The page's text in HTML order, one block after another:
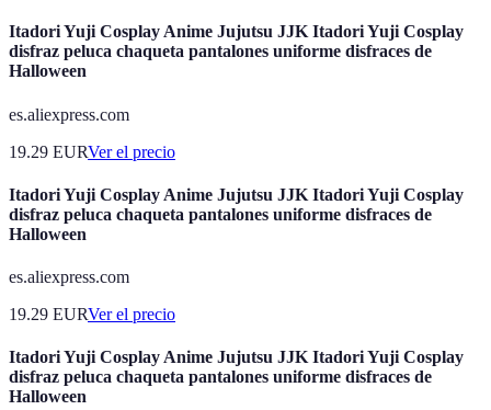
Itadori Yuji Cosplay Anime Jujutsu JJK Itadori Yuji Cosplay
disfraz peluca chaqueta pantalones uniforme disfraces de
Halloween
es.aliexpress.com
19.29 EURVer el precio
Itadori Yuji Cosplay Anime Jujutsu JJK Itadori Yuji Cosplay
disfraz peluca chaqueta pantalones uniforme disfraces de
Halloween
es.aliexpress.com
19.29 EURVer el precio
Itadori Yuji Cosplay Anime Jujutsu JJK Itadori Yuji Cosplay
disfraz peluca chaqueta pantalones uniforme disfraces de
Halloween